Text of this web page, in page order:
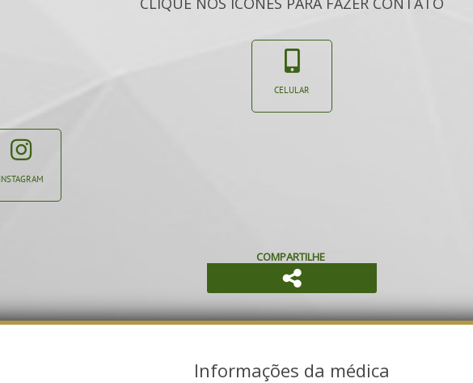
CELULAR
INSTAGRAM
COMPARTILHE
Informações da médica